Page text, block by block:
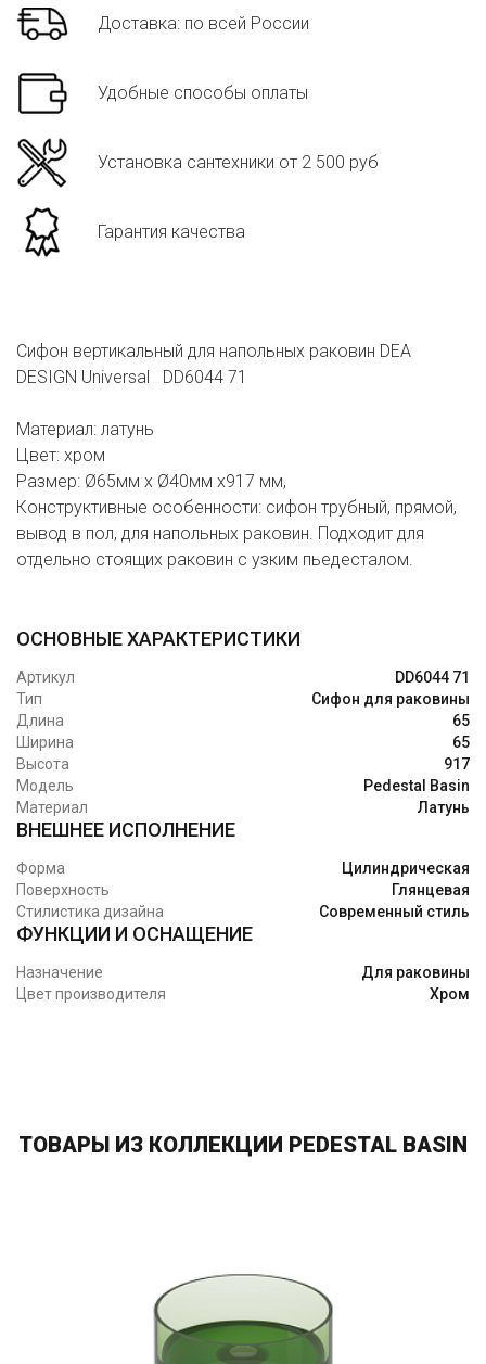
Доставка: по всей России
Удобные способы оплаты
Установка сантехники от 2 500 руб
Гарантия качества
Сифон вертикальный для напольных раковин DEA
DESIGN Universal DD6044 71
Материал: латунь
Цвет: хром
Размер: Ø65мм х Ø40мм х917 мм,
Конструктивные особенности: сифон трубный, прямой,
вывод в пол, для напольных раковин. Подходит для
отдельно стоящих раковин с узким пьедесталом.
ОСНОВНЫЕ ХАРАКТЕРИСТИКИ
Артикул
DD6044 71
Тип
Сифон для раковины
Длина
65
Ширина
65
Высота
917
Модель
Pedestal Basin
Материал
Латунь
ВНЕШНЕЕ ИСПОЛНЕНИЕ
Форма
Цилиндрическая
Поверхность
Глянцевая
Стилистика дизайна
Современный стиль
ФУНКЦИИ И ОСНАЩЕНИЕ
Назначение
Для раковины
Цвет производителя
Хром
ТОВАРЫ ИЗ КОЛЛЕКЦИИ PEDESTAL BASIN